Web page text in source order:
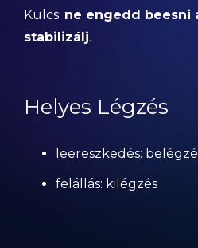
Kulcs: ne engedd
stabilizálj.
Helyes Légzés
leereszkedés:
felállás: kilégzés